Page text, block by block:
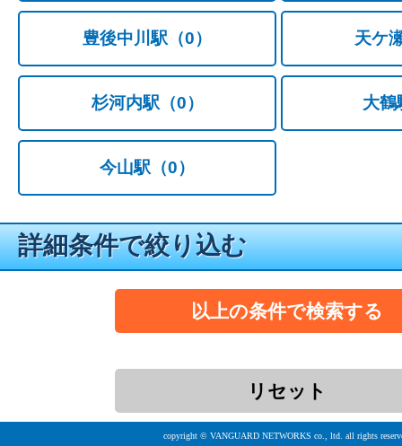
豊後中川駅 （0） 天ケ
杉河内駅 （0） 大鶴
今山駅 （0）
詳細条件で絞り込む
copyright © VANGUARD NETWORKS co., ltd. all rights